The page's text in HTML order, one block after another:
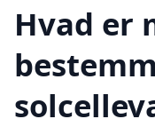
Hvad er